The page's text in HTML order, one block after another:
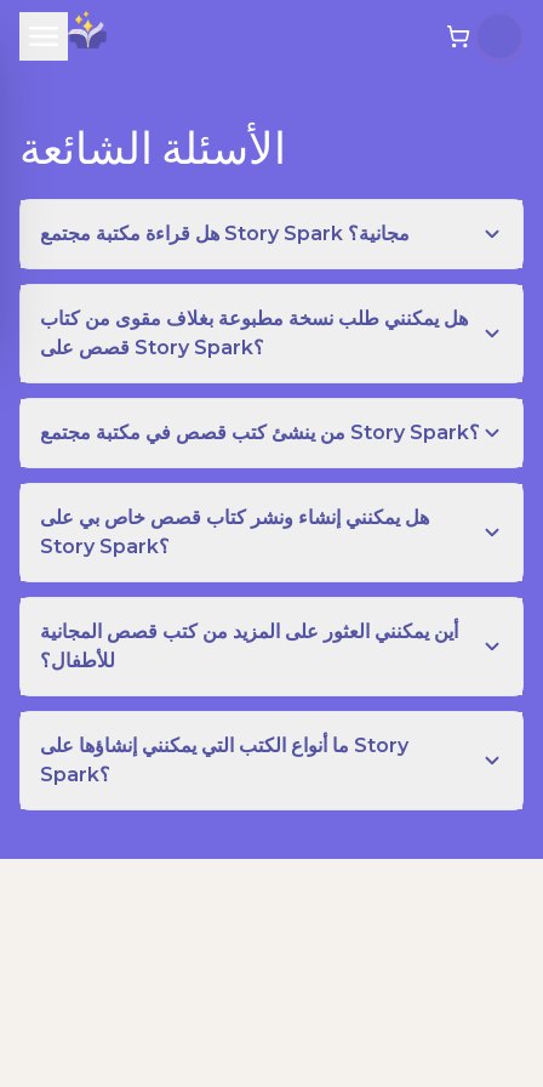
الأسئلة الشائعة
هل قراءة مكتبة مجتمع Story Spark مجانية؟
هل يمكنني طلب نسخة مطبوعة بغلاف مقوى من كتاب
قصص على Story Spark؟
من ينشئ كتب قصص في مكتبة مجتمع Story Spark؟
هل يمكنني إنشاء ونشر كتاب قصص خاص بي على
Story Spark؟
أين يمكنني العثور على المزيد من كتب قصص المجانية
للأطفال؟
ما أنواع الكتب التي يمكنني إنشاؤها على Story
Spark؟